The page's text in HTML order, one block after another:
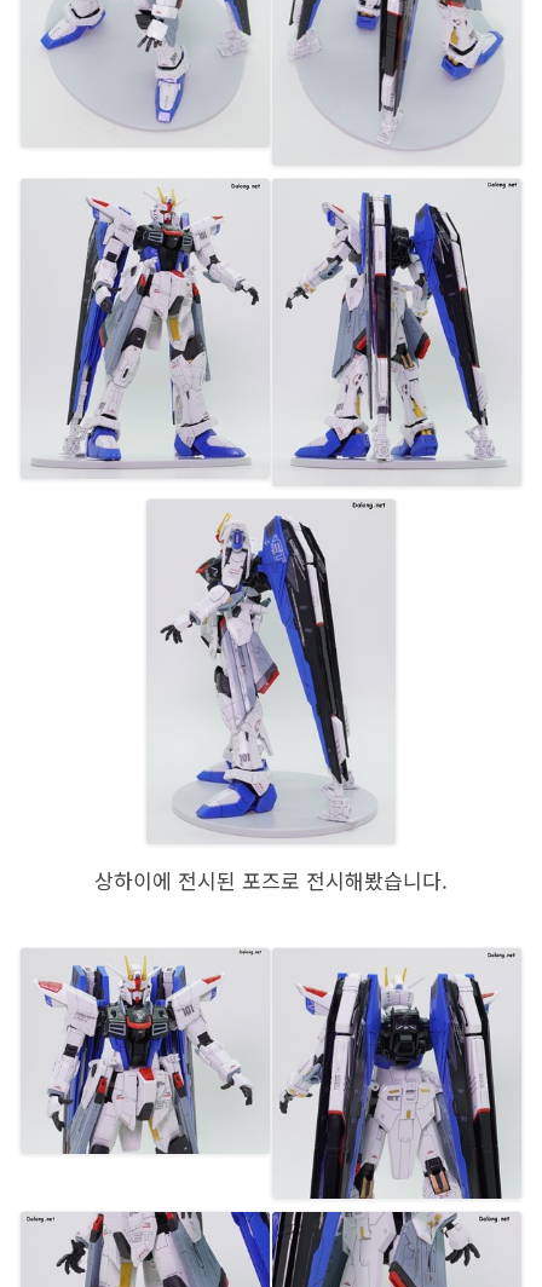
상하이에 전시된 포즈로 전시해봤습니다.